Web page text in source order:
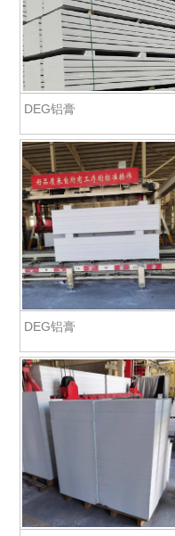
DEG铝膏
DEG铝膏